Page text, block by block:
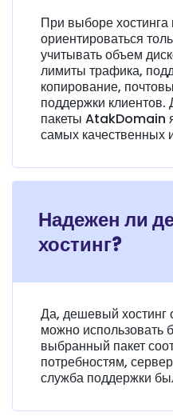
При выборе хостинга
ориентироваться
учитывать объем
лимиты трафика,
копирование,
поддержки
пакеты AtakDomain
самых качественных
Надежен ли
хостинг?
Да, дешевый
можно использовать
выбранный пакет
потребностям,
служба поддержки